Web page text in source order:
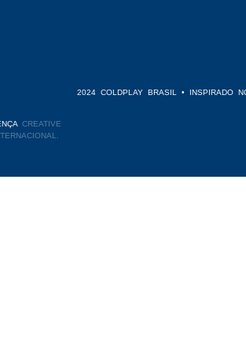
2024 COLDPLAY BRASIL • INSPIRADO
CREATIVE